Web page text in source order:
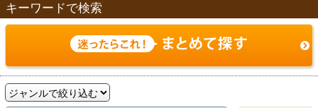
キーワードで検索